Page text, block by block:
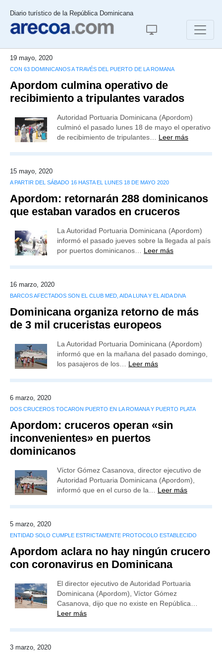
Diario turístico de la República Dominicana
19 mayo, 2020
CON 63 DOMINICANOS A TRAVÉS DEL PUERTO DE LA ROMANA
Apordom culmina operativo de
recibimiento a tripulantes varados
Autoridad Portuaria Dominicana (Apordom)
culminó el pasado lunes 18 de mayo el operativo
de recibimiento de tripulantes… Leer más
15 mayo, 2020
A PARTIR DEL SÁBADO 16 HASTA EL LUNES 18 DE MAYO 2020
Apordom: retornarán 288 dominicanos
que estaban varados en cruceros
La Autoridad Portuaria Dominicana (Apordom)
informó el pasado jueves sobre la llegada al país
por puertos dominicanos… Leer más
16 marzo, 2020
BARCOS AFECTADOS SON EL CLUB MED, AIDA LUNA Y EL AIDA DIVA
Dominicana organiza retorno de más
de 3 mil cruceristas europeos
La Autoridad Portuaria Dominicana (Apordom)
informó que en la mañana del pasado domingo,
los pasajeros de los… Leer más
6 marzo, 2020
DOS CRUCEROS TOCARON PUERTO EN LA ROMANA Y PUERTO PLATA
Apordom: cruceros operan «sin
inconvenientes» en puertos
dominicanos
Víctor Gómez Casanova, director ejecutivo de
Autoridad Portuaria Dominicana (Apordom),
informó que en el curso de la… Leer más
5 marzo, 2020
ENTIDAD SOLO CUMPLE ESTRICTAMENTE PROTOCOLO ESTABLECIDO
Apordom aclara no hay ningún crucero
con coronavirus en Dominicana
El director ejecutivo de Autoridad Portuaria
Dominicana (Apordom), Víctor Gómez
Casanova, dijo que no existe en República…
Leer más
3 marzo, 2020